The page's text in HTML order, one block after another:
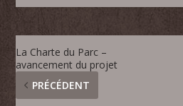
La Charte du Parc –
avancement du projet
PRÉCÉDENT